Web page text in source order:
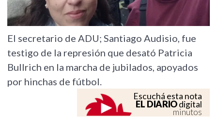
El secretario de ADU; Santiago Audisio, fue
testigo de la represión que desató Patricia
Bullrich en la marcha de jubilados, apoyados
por hinchas de fútbol.
Escuchá esta nota
EL DIARIOdigital
minutos